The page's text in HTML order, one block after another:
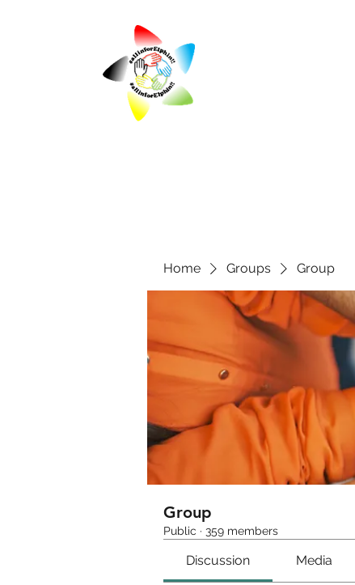
Home Groups Group
Group
Public · 359 members
Discussion Media